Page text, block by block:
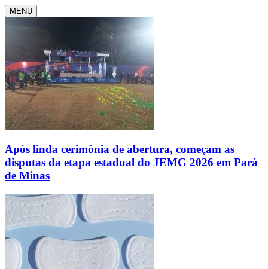
MENU
Após linda cerimônia de abertura, começam as
disputas da etapa estadual do JEMG 2026 em Pará
de Minas